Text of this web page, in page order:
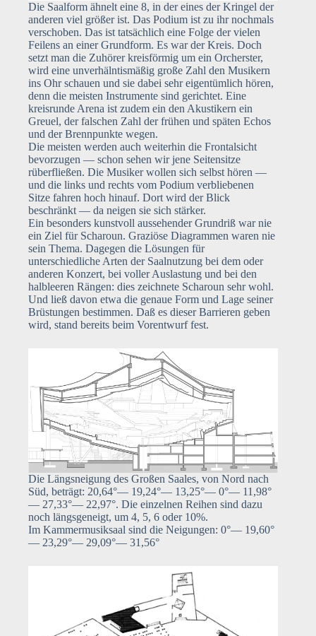
Die Saalform ähnelt eine 8, in der eines der Kringel der
anderen viel größer ist. Das Podium ist zu ihr nochmals
verschoben. Das ist tatsächlich eine Folge der vielen
Feilens an einer Grundform. Es war der Kreis. Doch
setzt man die Zuhörer kreisförmig um ein Orcherster,
wird eine unverhälntismäßig große Zahl den Musikern
ins Ohr schauen und sie dabei sehr eigentümlich hören,
denn die meisten Instrumente sind gerichtet. Eine
kreisrunde Arena ist zudem ein den Akustikern ein
Greuel, der falschen Zahl der frühen und späten Echos
und der Brennpunkte wegen.
Die meisten werden auch weiterhin die Frontalsicht
bevorzugen — schon sehen wir jene Seitensitze
rüberfließen. Die Musiker wollen sich selbst hören —
und die links und rechts vom Podium verbliebenen
Sitze fahren hoch hinauf. Dort wird der Blick
beschränkt — da neigen sie sich stärker.
Ein besonders kunstvoll aussehender Grundriß war nie
ein Ziel für Scharoun. Graziöse Diagrammen waren nie
sein Thema. Dagegen die Lösungen für
unterschiedliche Arten der Saalnutzung bei dem oder
anderen Konzert, bei voller Auslastung und bei den
halbleeren Rängen: dies zeichnete Scharoun sehr wohl.
Und ließ davon etwa die genaue Form und Lage seiner
Brüstungen bestimmen. Daß es dieser Barrieren geben
wird, stand bereits beim Vorentwurf fest.
Die Längsneigung des Großen Saales, von Nord nach
Süd, beträgt: 20,64°— 19,24°— 13,25°— 0°— 11,98°
— 27,33°— 22,97°. Die einzelnen Reihen sind dazu
noch längsgeneigt, um 4, 5, 6 oder 10%.
Im Kammermusiksaal sind die Neigungen: 0°— 19,60°
— 23,29°— 29,09°— 31,56°